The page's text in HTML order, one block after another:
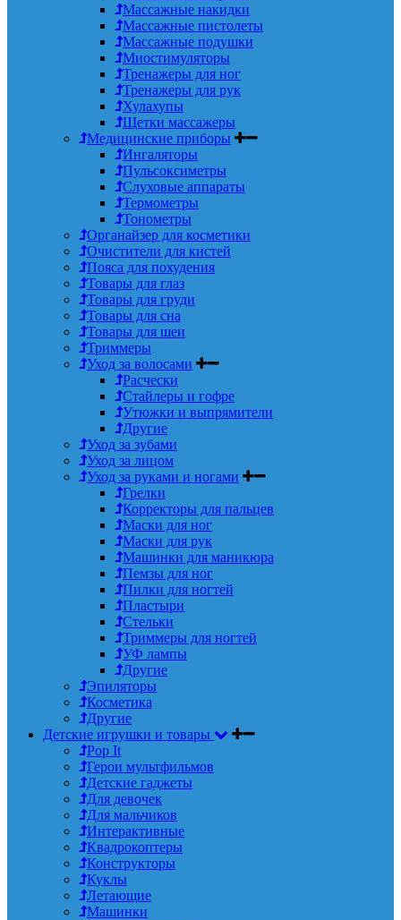
Массажные накидки
Массажные пистолеты
Массажные подушки
Миостимуляторы
Тренажеры для ног
Тренажеры для рук
Хулахупы
Щетки массажеры
Медицинские приборы
Ингаляторы
Пульсоксиметры
Слуховые аппараты
Термометры
Тонометры
Органайзер для косметики
Очистители для кистей
Пояса для похудения
Товары для глаз
Товары для груди
Товары для сна
Товары для шеи
Триммеры
Уход за волосами
Расчески
Стайлеры и гофре
Утюжки и выпрямители
Другие
Уход за зубами
Уход за лицом
Уход за руками и ногами
Грелки
Корректоры для пальцев
Маски для ног
Маски для рук
Машинки для маникюра
Пемзы для ног
Пилки для ногтей
Пластыри
Стельки
Триммеры для ногтей
УФ лампы
Другие
Эпиляторы
Косметика
Другие
Детские игрушки и товары
Pop It
Герои мультфильмов
Детские гаджеты
Для девочек
Для мальчиков
Интерактивные
Квадрокоптеры
Конструкторы
Куклы
Летающие
Машинки